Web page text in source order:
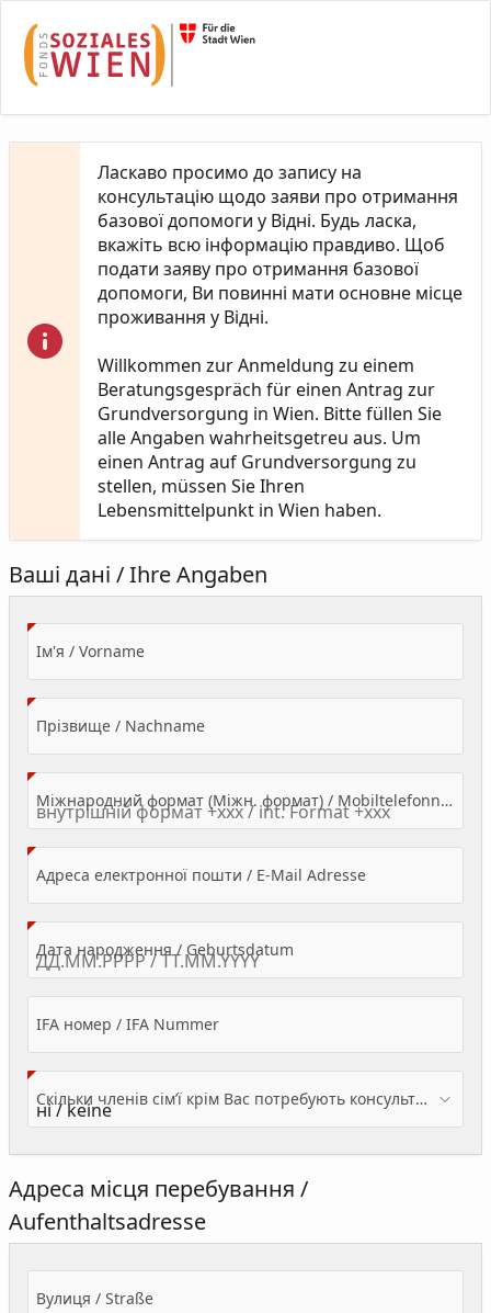
Ласкаво просимо до запису на
консультацію щодо заяви про отримання
базової допомоги у Відні. Будь ласка,
вкажіть всю інформацію правдиво. Щоб
подати заяву про отримання базової
допомоги, Ви повинні мати основне місце
проживання у Відні.
Willkommen zur Anmeldung zu einem
Beratungsgespräch für einen Antrag zur
Grundversorgung in Wien. Bitte füllen Sie
alle Angaben wahrheitsgetreu aus. Um
einen Antrag auf Grundversorgung zu
stellen, müssen Sie Ihren
Lebensmittelpunkt in Wien haben.
Ваші дані / Ihre Angaben
Ім'я / Vorname(Value Required)
Прізвище / Nachname(Value Required)
Міжнародний формат (Міжн. формат) / Mobiltelefonnummer
Адреса електронної пошти / E-Mail Adresse(Value Required)
Дата народження / Geburtsdatum
IFA номер / IFA Nummer
Скільки членів сім’ї крім Вас потребують консультації? / Wieviele Familienmitglieder brauchen Beratung - zusätzlich zu Ihnen?
Адреса місця перебування /
Aufenthaltsadresse
Вулиця / Straße